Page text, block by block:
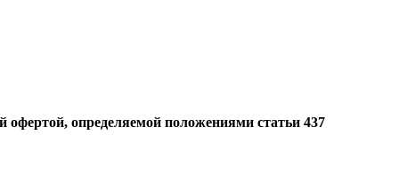
определяемой положениями статьи 437